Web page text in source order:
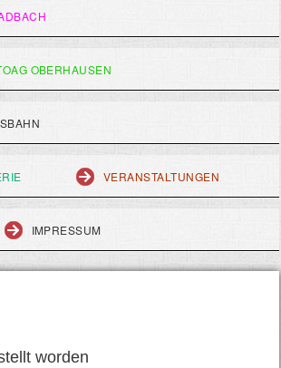
OBERHAUSEN
VERANSTALTUNGEN
IMPRESSUM
worden